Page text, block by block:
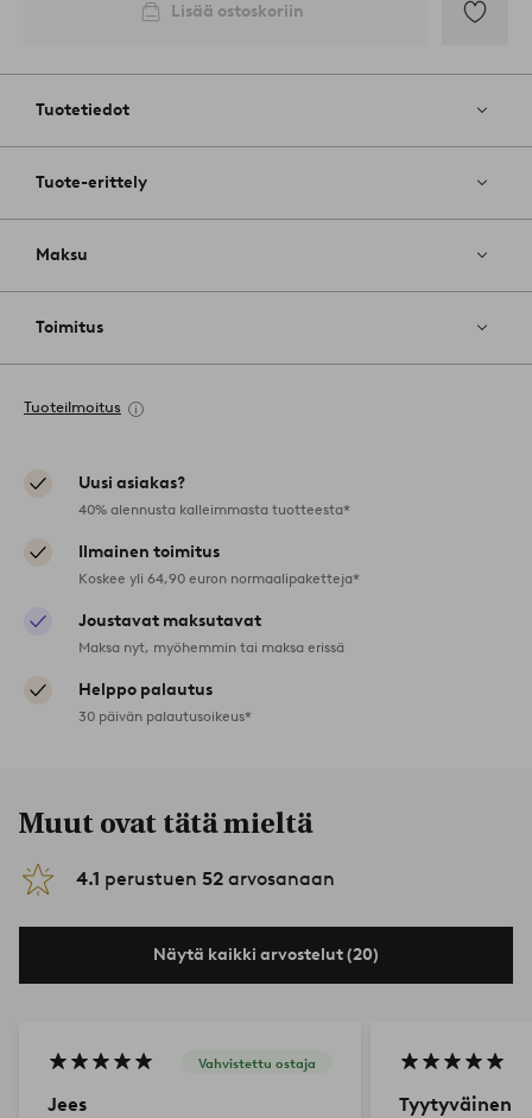
Lisää ostoskoriin
Tuotetiedot
Tuote-erittely
Maksu
Toimitus
Tuoteilmoitus
Uusi asiakas?
40% alennusta kalleimmasta tuotteesta*
Ilmainen toimitus
Koskee yli 64,90 euron normaalipaketteja*
Joustavat maksutavat
Maksa nyt, myöhemmin tai maksa erissä
Helppo palautus
30 päivän palautusoikeus*
Muut ovat tätä mieltä
4.1 perustuen 52 arvosanaan
Näytä kaikki arvostelut (20)
Vahvistettu ostaja
Jees Tyytyväinen